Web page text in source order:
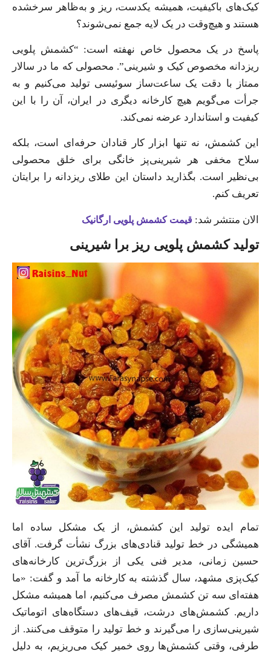
کیک‌های باکیفیت، همیشه یکدست، ریز و به‌ظاهر سرخشده
هستند و هیچ‌وقت در یک لایه جمع نمی‌شوند؟
پاسخ در یک محصول خاص نهفته است: “کشمش پلویی
ریزدانه مخصوص کیک و شیرینی”. محصولی که ما در سالار
ممتاز با دقت یک ساعت‌ساز سوئیسی تولید می‌کنیم و به
جرأت می‌گویم هیچ کارخانه دیگری در ایران، آن را با این
کیفیت و استاندارد عرضه نمی‌کند.
این کشمش، نه تنها ابزار کار قنادان حرفه‌ای است، بلکه
سلاح مخفی هر شیرینی‌پز خانگی برای خلق محصولی
بی‌نظیر است. بگذارید داستان این طلای ریزدانه را برایتان
تعریف کنم.
الان منتشر شد:قیمت کشمش پلویی ارگانیک
تولید کشمش پلویی ریز برا شیرینی
تمام ایده تولید این کشمش، از یک مشکل ساده اما
همیشگی در خط تولید قنادی‌های بزرگ نشأت گرفت. آقای
حسین زمانی، مدیر فنی یکی از بزرگ‌ترین کارخانه‌های
کیک‌پزی مشهد، سال گذشته به کارخانه ما آمد و گفت: «ما
هفته‌ای سه تن کشمش مصرف می‌کنیم، اما همیشه مشکل
داریم. کشمش‌های درشت، قیف‌های دستگاه‌های اتوماتیک
شیرینی‌سازی را می‌گیرند و خط تولید را متوقف می‌کنند. از
طرفی، وقتی کشمش‌ها روی خمیر کیک می‌ریزیم، به دلیل